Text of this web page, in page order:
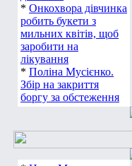
* Онкохвора дівчинка
робить букети з
мильних квітів, щоб
заробити на
лікування
* Поліна Мусієнко.
Збір на закриття
боргу за обстеження